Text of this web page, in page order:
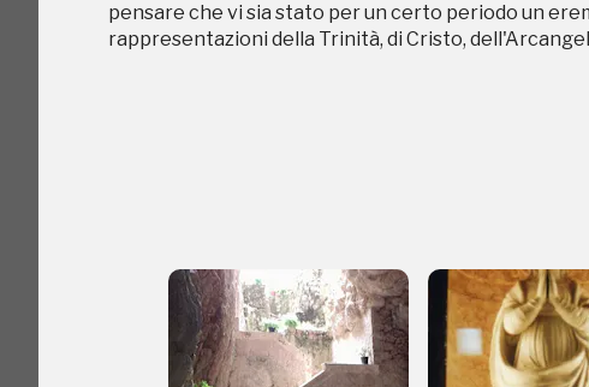
pensare che vi sia stato per un certo periodo un
rappresentazioni della Trinità, di Cristo,